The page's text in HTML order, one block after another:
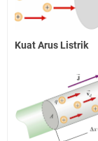
Kuat Arus Listrik